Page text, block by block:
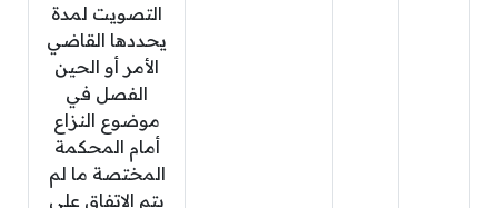
التصويت لمدة
يحددها القاضي
الأمر أو الحين
الفصل في
موضوع النزاع
أمام المحكمة
المختصة ما لم
يتم الاتفاق على